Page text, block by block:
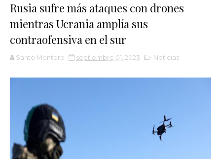
Rusia sufre más ataques con drones
mientras Ucrania amplía sus
contraofensiva en el sur
Santo Montero septiembre 01, 2023 Noticias